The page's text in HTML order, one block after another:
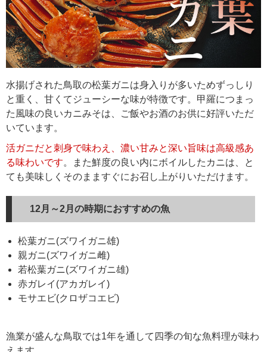
水揚げされた鳥取の松葉ガニは身入りが多いためずっしり
と重く、甘くてジューシーな味が特徴です。甲羅につまっ
た風味の良いカニみそは、ご飯やお酒のお供に好評いただ
いています。
活ガニだと刺身で味わえ、濃い甘みと深い旨味は高級感あ
る味わいです。また鮮度の良い内にボイルしたカニは、と
ても美味しくそのまますぐにお召し上がりいただけます。
12月～2月の時期におすすめの魚
松葉ガニ(ズワイガニ雄)
親ガニ(ズワイガニ雌)
若松葉ガニ(ズワイガニ雄)
赤ガレイ(アカガレイ)
モサエビ(クロザコエビ)
漁業が盛んな鳥取では1年を通して四季の旬な魚料理が味わ